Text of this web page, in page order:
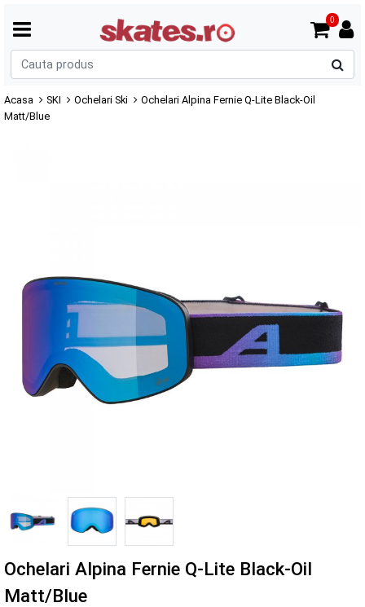
0
Acasa SKI Ochelari Ski
Ochelari Alpina Fernie Q-Lite Black-Oil
Matt/Blue
Ochelari Alpina Fernie Q-Lite Black-Oil
Matt/Blue